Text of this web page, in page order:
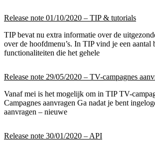
Release note 01/10/2020 – TIP & tutorials
TIP bevat nu extra informatie over de
over de hoofdmenu’s. In TIP vind je een aantal
functionaliteiten die het gehele
Release note 29/05/2020 – TV-campagnes
Vanaf mei is het mogelijk om in TIP TV-
Campagnes aanvragen Ga nadat je bent
aanvragen – nieuwe
Release note 30/01/2020 – API